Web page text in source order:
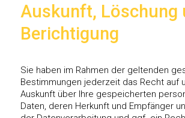
Auskunft, Löschung
Berichtigung
Sie haben im Rahmen der geltenden
Bestimmungen jederzeit das Recht auf
Auskunft über Ihre gespeicherten
Daten, deren Herkunft und Empfänger